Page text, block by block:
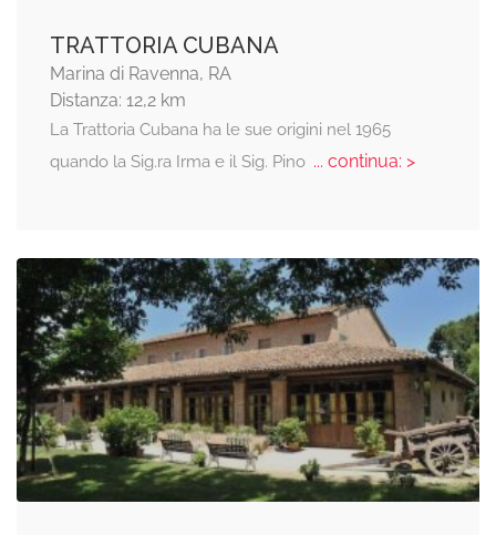
TRATTORIA CUBANA
Marina di Ravenna, RA
Distanza: 12,2 km
La Trattoria Cubana ha le sue origini nel 1965
quando la Sig.ra Irma e il Sig. Pino... continua: >